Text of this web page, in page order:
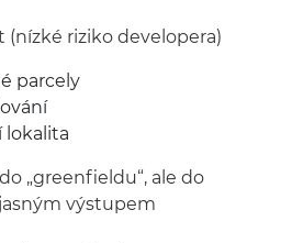
(nízké riziko developera)
parcely
lokalita
„greenfieldu“, ale do
výstupem